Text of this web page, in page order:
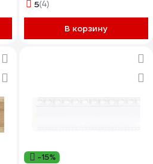
5(4)
В корзину
-15%